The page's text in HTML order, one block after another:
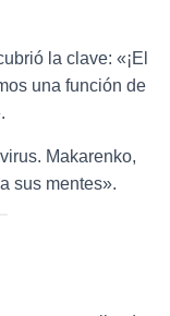
la clave: «¡El
una función de
Makarenko,
sus mentes».